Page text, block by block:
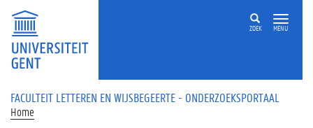
Overslaan en naar de inhoud gaan
ZOEK MENU
FACULTEIT LETTEREN EN WIJSBEGEERTE - ONDERZOEKSPORTAAL
Home